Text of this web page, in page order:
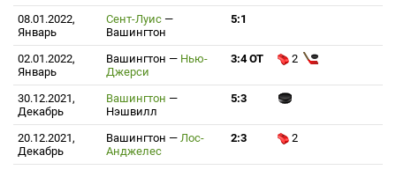
08.01.2022,
Январь
Сент-Луис —
Вашингтон
5:1
02.01.2022,
Январь
Вашингтон — Нью-
Джерси
3:4 ОТ 2
30.12.2021,
Декабрь
Вашингтон —
Нэшвилл
5:3
20.12.2021,
Декабрь
Вашингтон — Лос-
Анджелес
2:3 2